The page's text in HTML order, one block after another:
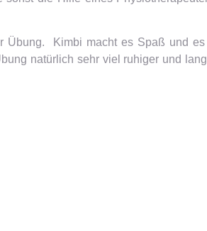
Übung. Kimbi macht es Spaß und
natürlich sehr viel ruhiger und